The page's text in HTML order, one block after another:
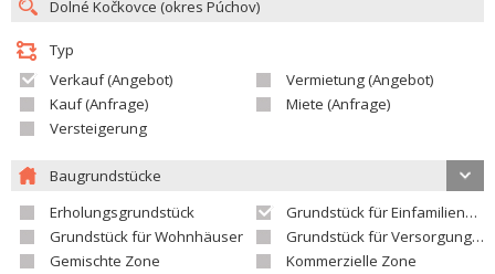
Typ
Verkauf (Angebot)
Vermietung (Angebot)
Kauf (Anfrage)
Miete (Anfrage)
Versteigerung
Baugrundstücke
Erholungsgrundstück
Grundstück für Einfamilienhäuser
Grundstück für Wohnhäuser
Grundstück für Versorgungseinrichtungen
Gemischte Zone
Kommerzielle Zone